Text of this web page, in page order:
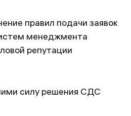
правил подачи заявок
менеджмента
репутации
силу решения СДС